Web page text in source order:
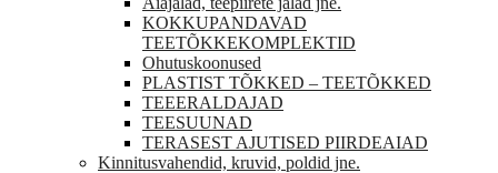
KOKKUPANDAVAD
TEETÕKKEKOMPLEKTID
Ohutuskoonused
PLASTIST TÕKKED – TEETÕKKED
TEEERALDAJAD
TEESUUNAD
TERASEST AJUTISED PIIRDEAIAD
Kinnitusvahendid, kruvid, poldid jne.